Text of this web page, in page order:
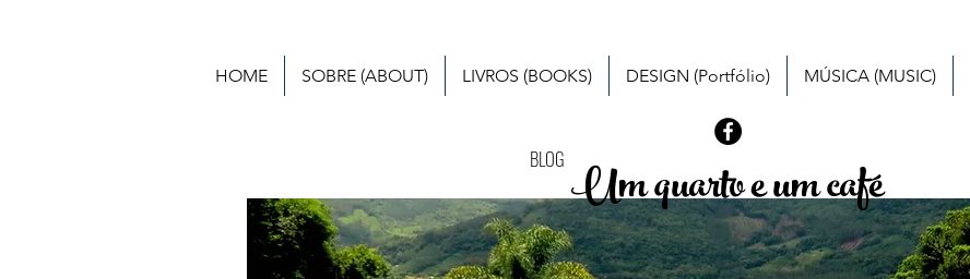
HOME SOBRE (ABOUT) LIVROS (BOOKS) DESIGN (Portfólio) MÚSICA (MUSIC)
Um quarto e um café
BLOG